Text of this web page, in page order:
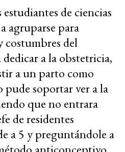
de ciencias
agruparse para
costumbres del
a la obstetricia,
a un parto como
pude soportar ver a la
que no entrara
de residentes
a 5 y preguntándole a